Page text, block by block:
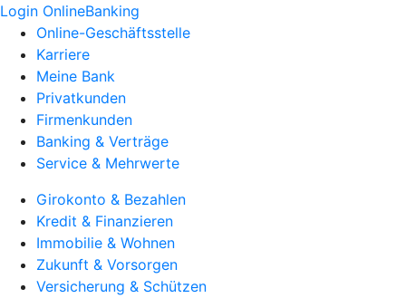
Login OnlineBanking
Online-Geschäftsstelle
Karriere
Meine Bank
Privatkunden
Firmenkunden
Banking & Verträge
Service & Mehrwerte
Girokonto & Bezahlen
Kredit & Finanzieren
Immobilie & Wohnen
Zukunft & Vorsorgen
Versicherung & Schützen